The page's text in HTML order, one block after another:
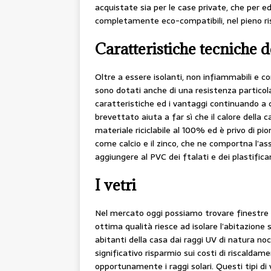
acquistate sia per le case private, che per
completamente eco-compatibili, nel pieno
Caratteristiche tecniche
Oltre a essere isolanti, non infiammabili e
sono dotati anche di una resistenza
caratteristiche ed i vantaggi continuando a
brevettato aiuta a far sì che il calore della
materiale riciclabile al 100% ed è privo di
come calcio e il zinco, che ne comportna
aggiungere al PVC dei ftalati e dei
I vetri
Nel mercato oggi possiamo trovare
ottima qualità riesce ad isolare
abitanti della casa dai raggi UV di natura
significativo risparmio sui costi di
opportunamente i raggi solari. Questi tipi